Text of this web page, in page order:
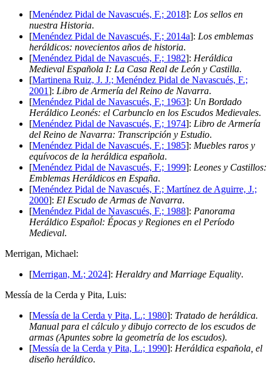
[Menéndez Pidal de Navascués, F.; 2018]: Los sellos en
nuestra Historia.
[Menéndez Pidal de Navascués, F.; 2014a]: Los emblemas
heráldicos: novecientos años de historia.
[Menéndez Pidal de Navascués, F.; 1982]: Heráldica
Medieval Española I: La Casa Real de León y Castilla.
[Martinena Ruiz, J. J.; Menéndez Pidal de Navascués, F.;
2001]: Libro de Armería del Reino de Navarra.
[Menéndez Pidal de Navascués, F.; 1963]: Un Bordado
Heráldico Leonés: el Carbunclo en los Escudos Medievales.
[Menéndez Pidal de Navascués, F.; 1974]: Libro de Armería
del Reino de Navarra: Transcripción y Estudio.
[Menéndez Pidal de Navascués, F.; 1985]: Muebles raros y
equívocos de la heráldica española.
[Menéndez Pidal de Navascués, F.; 1999]: Leones y Castillos:
Emblemas Heráldicos en España.
[Menéndez Pidal de Navascués, F.; Martínez de Aguirre, J.;
2000]: El Escudo de Armas de Navarra.
[Menéndez Pidal de Navascués, F.; 1988]: Panorama
Heráldico Español: Épocas y Regiones en el Período
Medieval.
Merrigan, Michael:
[Merrigan, M.; 2024]: Heraldry and Marriage Equality.
Messía de la Cerda y Pita, Luis:
[Messía de la Cerda y Pita, L.; 1980]: Tratado de heráldica.
Manual para el cálculo y dibujo correcto de los escudos de
armas (Apuntes sobre la geometría de los escudos).
[Messía de la Cerda y Pita, L.; 1990]: Heráldica española, el
diseño heráldico.